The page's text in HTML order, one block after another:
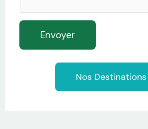
Envoyer
Nos Destinations